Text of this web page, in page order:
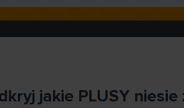
jakie PLUSY